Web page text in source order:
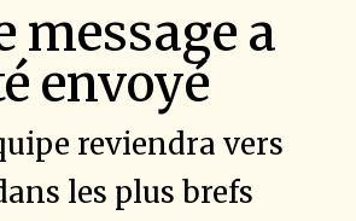
message a
envoyé
reviendra vers
les plus brefs